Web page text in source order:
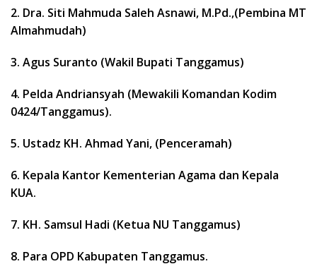
2. Dra. Siti Mahmuda Saleh Asnawi, M.Pd.,(Pembina MT
Almahmudah)
3. Agus Suranto (Wakil Bupati Tanggamus)
4. Pelda Andriansyah (Mewakili Komandan Kodim
0424/Tanggamus).
5. Ustadz KH. Ahmad Yani, (Penceramah)
6. Kepala Kantor Kementerian Agama dan Kepala
KUA.
7. KH. Samsul Hadi (Ketua NU Tanggamus)
8. Para OPD Kabupaten Tanggamus.